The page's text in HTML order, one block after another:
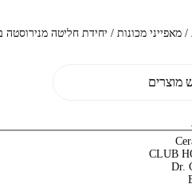
/ מאפייני מכונות / יחידת חליטה מנירוסטה בקיבולת 14-
CLUB
Dr.